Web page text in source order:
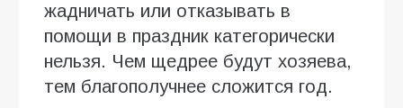
жадничать или отказывать в
помощи в праздник категорически
нельзя. Чем щедрее будут хозяева,
тем благополучнее сложится год.